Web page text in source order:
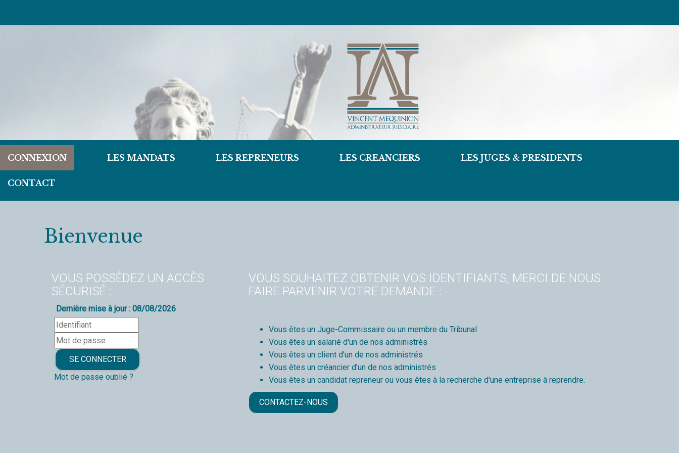
CONNEXION LES MANDATS LES REPRENEURS LES CREANCIERS LES JUGES & PRESIDENTS
CONTACT
Bienvenue
VOUS POSSÉDEZ UN ACCÈS
SÉCURISÉ :
Dernière mise à jour : 08/08/2026
Mot de passe oublié ?
VOUS SOUHAITEZ OBTENIR VOS IDENTIFIANTS, MERCI DE NOUS
FAIRE PARVENIR VOTRE DEMANDE :
Vous êtes un Juge-Commissaire ou un membre du Tribunal
Vous êtes un salarié d'un de nos administrés
Vous êtes un client d'un de nos administrés
Vous êtes un créancier d'un de nos administrés
Vous êtes un candidat repreneur ou vous êtes à la recherche d'une entreprise à reprendre.
CONTACTEZ-NOUS